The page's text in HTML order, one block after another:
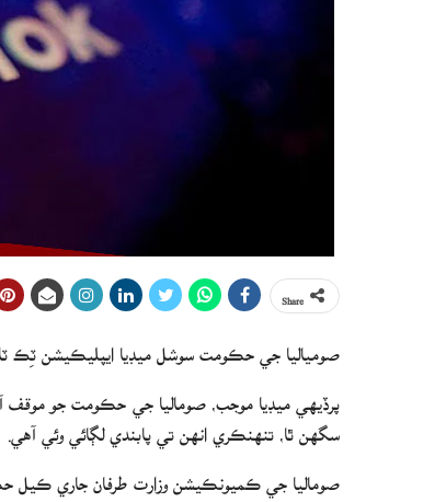
صومياليا جي حڪومت سوشل ميڊيا ايپليڪيشن ٽِڪ
پرڏيهي ميڊيا موجب، صوماليا جي حڪومت جو موقف
سگهن ٿا، تنهنڪري انهن تي پابندي لڳائي وئي آهي.